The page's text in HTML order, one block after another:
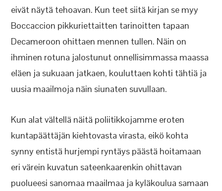
eivät näytä tehoavan. Kun teet siitä kirjan se myy
Boccaccion pikkuriettaitten tarinoitten tapaan
Decameroon ohittaen mennen tullen. Näin on
ihminen rotuna jalostunut onnellisimmassa maassa
eläen ja sukuaan jatkaen, kouluttaen kohti tähtiä ja
uusia maailmoja näin siunaten suvullaan.
Kun alat vältellä näitä poliitikkojamme eroten
kuntapäättäjän kiehtovasta virasta, eikö kohta
synny entistä hurjempi ryntäys päästä hoitamaan
eri värein kuvatun sateenkaarenkin ohittavan
puolueesi sanomaa maailmaa ja kyläkoulua samaan